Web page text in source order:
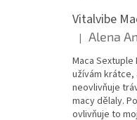
Hodnocení
| Alena
Maca Sextuple
užívám krátce,
neovlivňuje
macy dělaly.
ovlivňuje to